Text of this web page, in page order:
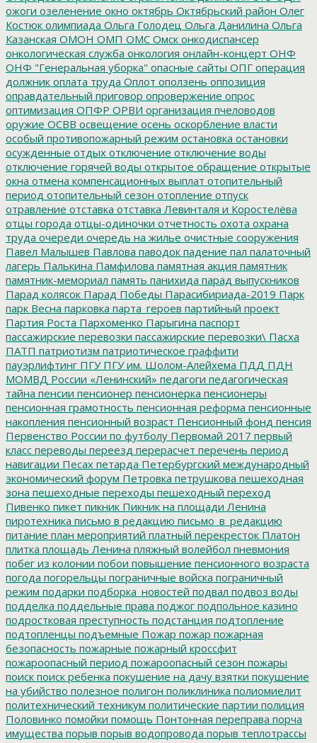
ожоги озеленение окно октябрь Октябрьский район Олег
Костюк олимпиада Ольга Голодец Ольга Данилина Ольга
Казанская ОМОН ОМП ОМС Омск онкодиспансер
онкологическая служба онкология онлайн-концерт ОНФ
ОНФ "Генеральная уборка" опасные сайты ОПГ операция
должник оплата труда Оплот оползень оппозиция
оправдательный приговор опровержение опрос
оптимизация ОПФР ОРВИ организация пчеловодов
оружие ОСВВ освещение осень оскорбление власти
особый противопожарный режим остановка остановки
осужденные отдых отключение отключение воды
отключение горячей воды открытое обращение открытые
окна отмена компенсационных выплат отопительный
период отопительный сезон отопление отпуск
отравление отставка отставка Левинталя и Коростелёва
отцы города отцы-одиночки отчетность охота охрана
труда очереди очередь на жилье очистные сооружения
Павел Малышев Павлова паводок падение пал палаточный
лагерь Палькина Памфилова памятная акция памятник
памятник-мемориал память панихида парад выпускников
Парад колясок Парад Победы Парасибириада-2019 Парк
парк Весна парковка парта_героев партийный проект
Партия Роста Пархоменко Парыгина паспорт
пассажирские перевозки пассажирские перевозки\ Пасха
ПАТП патриотизм патриотическое граффити
пауэрлифтинг ПГУПГУ им. Шолом-Алейхема ПДД ПДН
МОМВД России «Ленинский» педагоги педагогическая
тайна пенсии пенсионер пенсионерка пенсионеры
пенсионная грамотность пенсионная реформа пенсионные
накопления пенсионный возраст Пенсионный фонд пенсия
Первенство России по футболу Первомай 2017 первый
класс переводы переезд перерасчет перечень период
навигации Песах петарда Петербургский международный
экономический форум Петровка петрушкова пешеходная
зона пешеходные переходы пешеходный переход
Пивенко пикет пикник Пикник на площади Ленина
пиротехника письмо в редакцию письмо_в_редакцию
питание план мероприятий платный перекресток Платон
плитка площадь Ленина пляжный волейбол пневмония
побег из колонии побои повышение пенсионного возраста
погода погорельцы пограничные войска пограничный
режим подарки подборка_новостей подвал подвоз воды
подделка поддельные права поджог подпольное казино
подростковая преступность подстанция подтопление
подтопленцы подъемные Пожар пожар пожарная
безопасность пожарные пожарный кроссфит
пожароопасный период пожароопасный сезон пожары
поиск поиск ребенка покушение на дачу взятки покушение
на убийство полезное полигон поликлиника полиомиелит
политехнический техникум политические партии полиция
Половинко помойки помощь Понтонная переправа порча
имущества порыв порыв водопровода порыв теплотрассы